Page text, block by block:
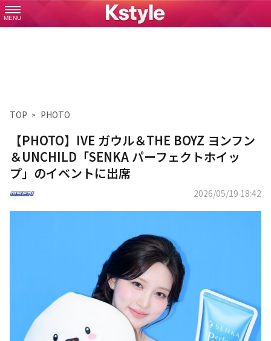
MENU
TOP PHOTO
【PHOTO】IVE ガウル＆THE BOYZ ヨンフン
＆UNCHILD「SENKA パーフェクトホイッ
プ」のイベントに出席
2026/05/19 18:42